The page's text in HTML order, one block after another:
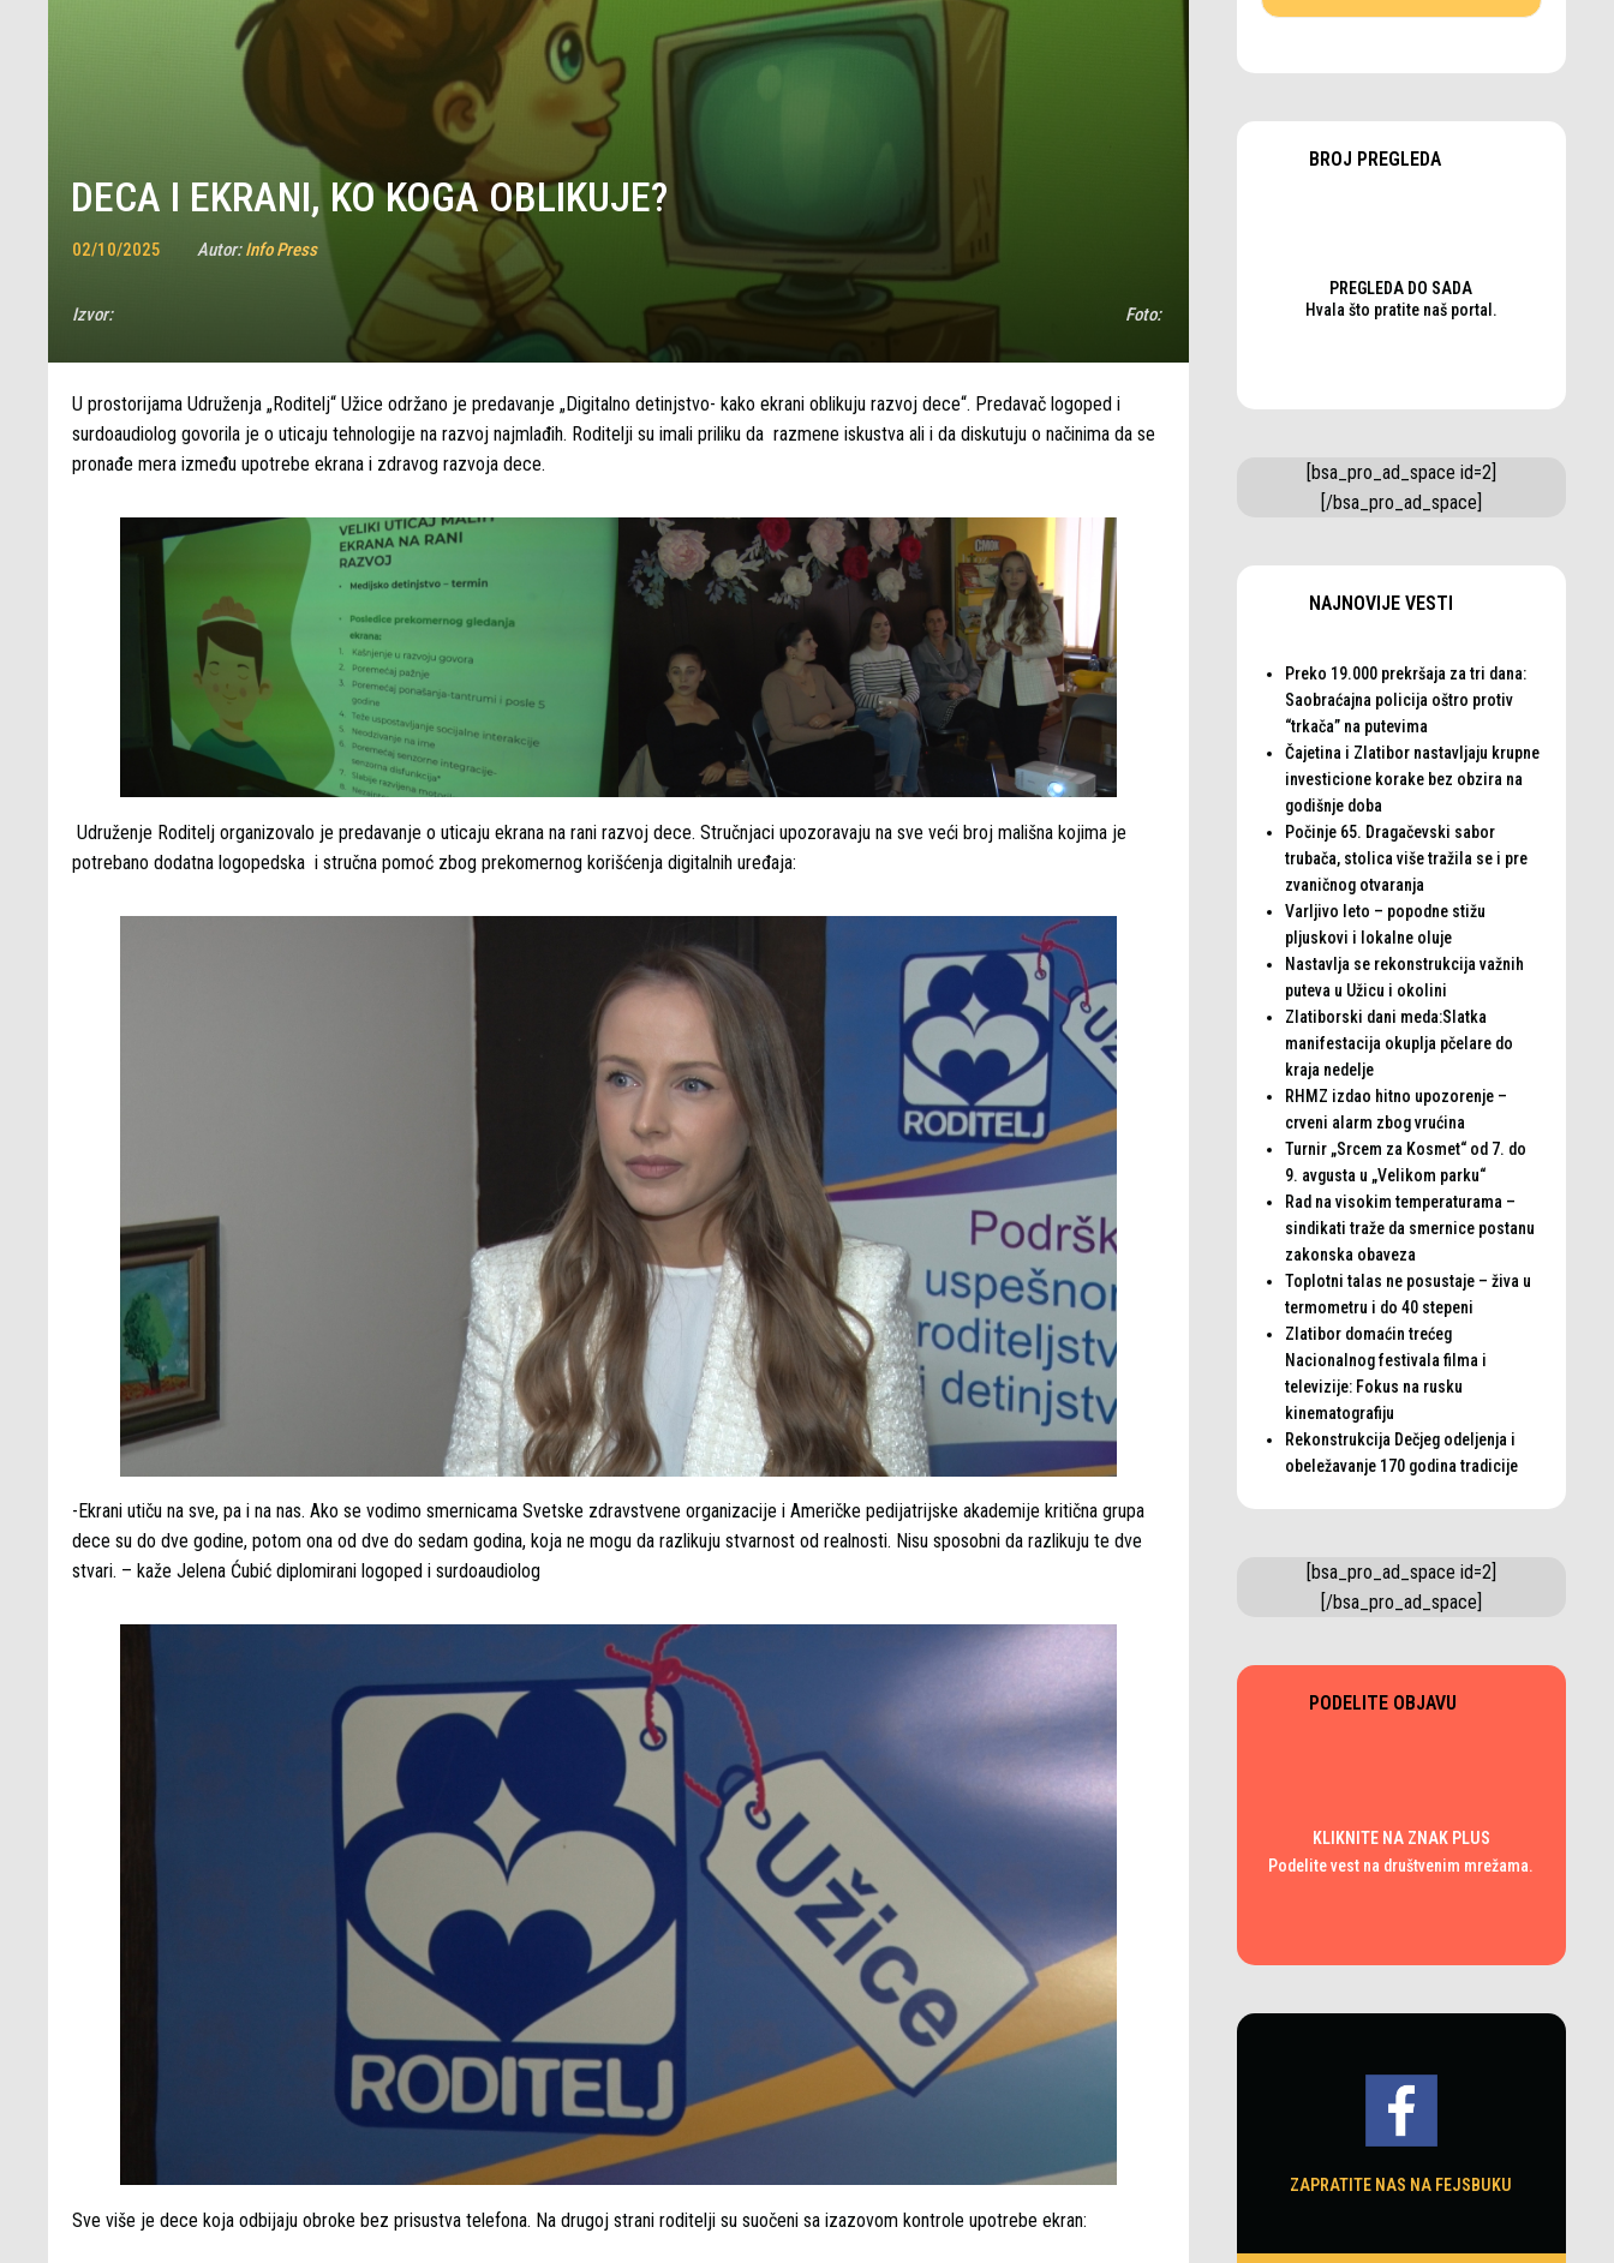
DECA I EKRANI, KO KOGA OBLIKUJE?
02/10/2025 Autor:Info Press
Izvor: Foto:
U prostorijama Udruženja „Roditelj“ Užice održano je predavanje „Digitalno detinjstvo- kako ekrani oblikuju razvoj dece“. Predavač logoped i
surdoaudiolog govorila je o uticaju tehnologije na razvoj najmlađih. Roditelji su imali priliku da razmene iskustva ali i da diskutuju o načinima da se
pronađe mera između upotrebe ekrana i zdravog razvoja dece.
Udruženje Roditelj organizovalo je predavanje o uticaju ekrana na rani razvoj dece. Stručnjaci upozoravaju na sve veći broj mališna kojima je
potrebano dodatna logopedska i stručna pomoć zbog prekomernog korišćenja digitalnih uređaja:
-Ekrani utiču na sve, pa i na nas. Ako se vodimo smernicama Svetske zdravstvene organizacije i Američke pedijatrijske akademije kritična grupa
dece su do dve godine, potom ona od dve do sedam godina, koja ne mogu da razlikuju stvarnost od realnosti. Nisu sposobni da razlikuju te dve
stvari. – kaže Jelena Ćubić diplomirani logoped i surdoaudiolog
Sve više je dece koja odbijaju obroke bez prisustva telefona. Na drugoj strani roditelji su suočeni sa izazovom kontrole upotrebe ekran:
BROJ PREGLEDA
PREGLEDA DO SADA
Hvala što pratite naš portal.
[bsa_pro_ad_space id=2]
[/bsa_pro_ad_space]
NAJNOVIJE VESTI
Preko 19.000 prekršaja za tri dana:
Saobraćajna policija oštro protiv
“trkača” na putevima
Čajetina i Zlatibor nastavljaju krupne
investicione korake bez obzira na
godišnje doba
Počinje 65. Dragačevski sabor
trubača, stolica više tražila se i pre
zvaničnog otvaranja
Varljivo leto – popodne stižu
pljuskovi i lokalne oluje
Nastavlja se rekonstrukcija važnih
puteva u Užicu i okolini
Zlatiborski dani meda:Slatka
manifestacija okuplja pčelare do
kraja nedelje
RHMZ izdao hitno upozorenje –
crveni alarm zbog vrućina
Turnir „Srcem za Kosmet“ od 7. do
9. avgusta u „Velikom parku“
Rad na visokim temperaturama –
sindikati traže da smernice postanu
zakonska obaveza
Toplotni talas ne posustaje – živa u
termometru i do 40 stepeni
Zlatibor domaćin trećeg
Nacionalnog festivala filma i
televizije: Fokus na rusku
kinematografiju
Rekonstrukcija Dečjeg odeljenja i
obeležavanje 170 godina tradicije
[bsa_pro_ad_space id=2]
[/bsa_pro_ad_space]
PODELITE OBJAVU
KLIKNITE NA ZNAK PLUS
Podelite vest na društvenim mrežama.
ZAPRATITE NAS NA FEJSBUKU